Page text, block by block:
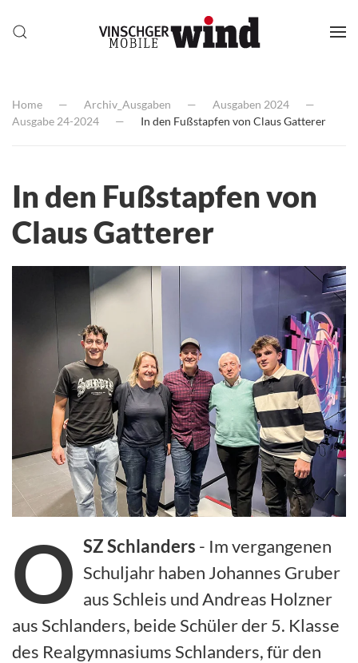
Home Archiv_Ausgaben
Ausgaben 2024
Ausgabe 24-2024
In den Fußstapfen von Claus Gatterer
In den Fußstapfen von
Claus Gatterer
O SZ Schlanders - Im vergangenen
Schuljahr haben Johannes Gruber
aus Schleis und Andreas Holzner
aus Schlanders, beide Schüler der 5. Klasse
des Realgymnasiums Schlanders, für den